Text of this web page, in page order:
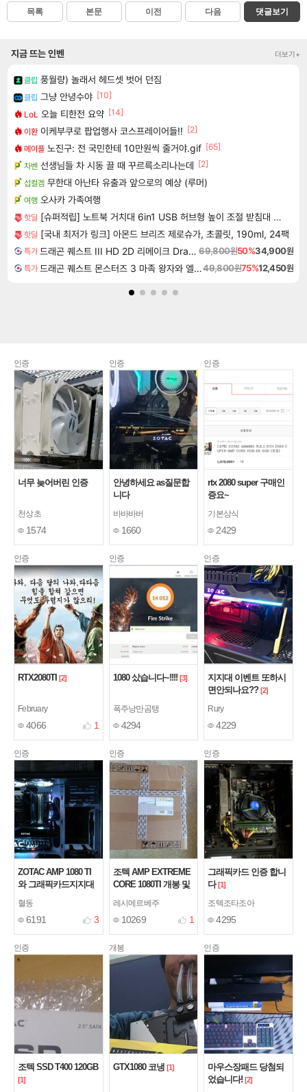
목록 본문 이전 다음 댓글보기
지금 뜨는 인벤 더보기+
클립 풍월량) 놀래서 헤드셋 벗어 던짐
클립 그냥 안녕수야 [10]
LoL 오늘 티한전 요약 [14]
이환 이케부쿠로 팝업행사 코스프레이어들!! [2]
메이플 노진구: 전 국민한테 10만원씩 줄거야.gif [65]
차벤 선생님들 차 시동 끌 때 꾸르륵소리나는데
[2]
섭컬겜 무한대 아난타 유출과 앞으로의 예상 (루머)
여행 오사카 가족여행
핫딜 [슈퍼적립] 노트북 거치대 6in1 USB 허브형 높이 조절 받침대 스탠드 LD204H
핫딜 [국내 최저가 링크] 아몬드 브리즈 제로슈가, 초콜릿, 190ml, 24팩
특가 드래곤 퀘스트 III HD 2D 리메이크 Dragon Quest III HD 2D Remake 69,800원50%34,900원
특가 드래곤 퀘스트 몬스터즈 3 마족 왕자와 엘프의 여행 Dragon Quest Monsters The Dark Prince49,800원75%12,450원
인증
너무 늦어버린 인증
천상초
1574
인증
안녕하세요 as질문합
니다
바바바버
1660
인증
rtx 2080 super 구매인
증요~
기본상식
2429
인증
RTX2080TI [2]
February
4066 1
인증
1080 샀습니다~!!!! [3]
폭주낭만곰탱
4294
인증
지지대 이벤트 또하시
면안되나요?? [2]
Rury
4229
인증
ZOTAC AMP 1080 TI
와 그래픽카드지지대
혈동
6191 3
인증
조텍 AMP EXTREME
CORE 1080TI 개봉 및
레시메르베주
10269 1
인증
그래픽카드 인증 합니
다 [1]
조텍조타조아
4295
인증
조텍 SSD T400 120GB
[1]
개봉
GTX1080 코냉 [1]
인증
마우스장패드 당첨되
었습니다! [2]